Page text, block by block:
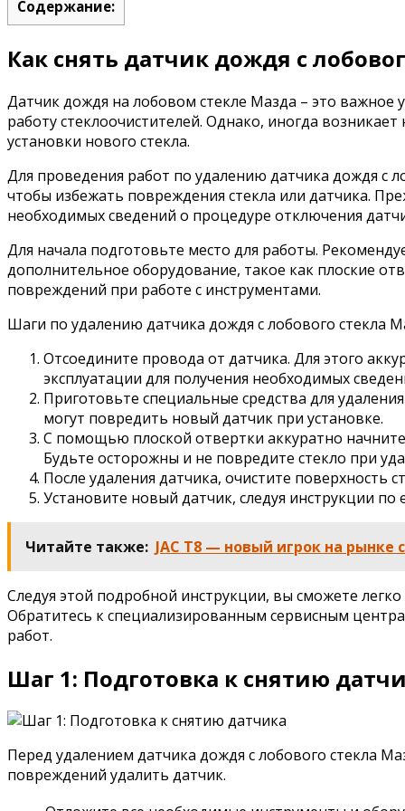
Содержание:
Как снять датчик дождя с
Датчик дождя на лобовом стекле Мазда – это важное
работу стеклоочистителей. Однако, иногда
установки нового стекла.
Для проведения работ по удалению датчика дождя с
чтобы избежать повреждения стекла или датчика.
необходимых сведений о процедуре отключения
Для начала подготовьте место для работы.
дополнительное оборудование, такое как плоские
повреждений при работе с инструментами.
Шаги по удалению датчика дождя с лобового стекла
Отсоедините провода от датчика. Для этого
эксплуатации для получения необходимых
Приготовьте специальные средства для
могут повредить новый датчик при установке.
С помощью плоской отвертки аккуратно
Будьте осторожны и не повредите стекло при
После удаления датчика, очистите поверхность
Установите новый датчик, следуя инструкции
Читайте также: JAC T8 — новый игрок на рынке
Следуя этой подробной инструкции, вы сможете
Обратитесь к специализированным сервисным
работ.
Шаг 1: Подготовка к снятию
Перед удалением датчика дождя с лобового стекла
повреждений удалить датчик.